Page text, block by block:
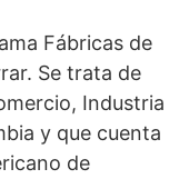
Fábricas de
Se trata de
Industria
y que cuenta
de